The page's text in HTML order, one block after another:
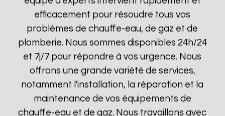
efficacement pour résoudre tous vos
problèmes de chauffe-eau, de gaz et de
plomberie. Nous sommes disponibles 24h/24
et 7j/7 pour répondre à vos urgence. Nous
offrons une grande variété de services,
notamment l'installation, la réparation et la
maintenance de vos équipements de
chauffe-eau et de gaz. Nous travaillons avec